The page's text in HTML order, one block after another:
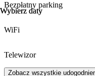
Wybierz daty
Wybierz daty
Bezpłatny parking
WiFi
Telewizor
Zobacz wszystkie